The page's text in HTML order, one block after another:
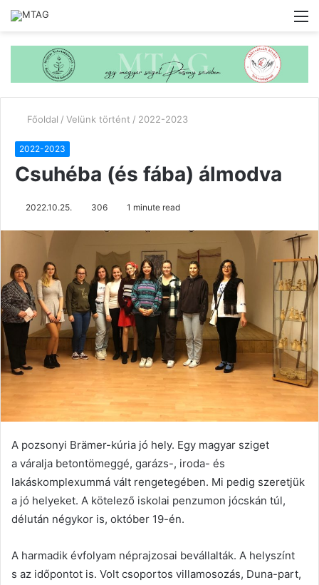
Főoldal / Velünk történt / 2022-2023
2022-2023
Csuhéba (és fába) álmodva
2022.10.25. 306 1 minute read
A pozsonyi Brämer-kúria jó hely. Egy magyar sziget
a váralja betontömeggé, garázs-, iroda- és
lakáskomplexummá vált rengetegében. Mi pedig szeretjük
a jó helyeket. A kötelező iskolai penzumon jócskán túl,
délután négykor is, október 19-én.
A harmadik évfolyam néprajzosai bevállalták. A helyszínt
s az időpontot is. Volt csoportos villamosozás, Duna-part,